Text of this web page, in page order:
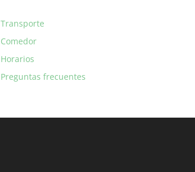
Transporte
Comedor
Horarios
Preguntas frecuentes